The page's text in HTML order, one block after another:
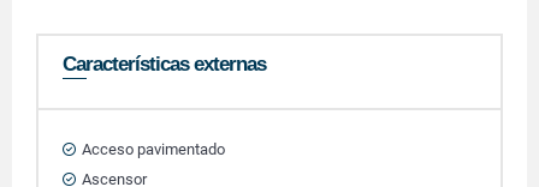
Características externas
Acceso pavimentado
Ascensor